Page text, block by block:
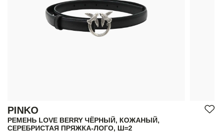
PINKO
РЕМЕНЬ LOVE BERRY ЧЁРНЫЙ, КОЖАНЫЙ,
СЕРЕБРИСТАЯ ПРЯЖКА-ЛОГО, Ш=2